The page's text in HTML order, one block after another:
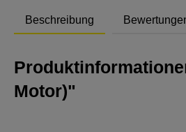
Beschreibung
Motor)"